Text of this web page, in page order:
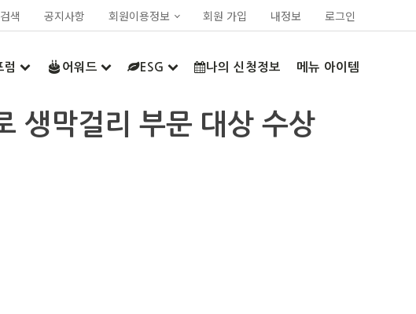
검색 공지사항 회원이용정보 회원 가입 내정보 로그인
럼 어워드 ESG 나의 신청정보 메뉴 아이템
생막걸리 부문 대상 수상